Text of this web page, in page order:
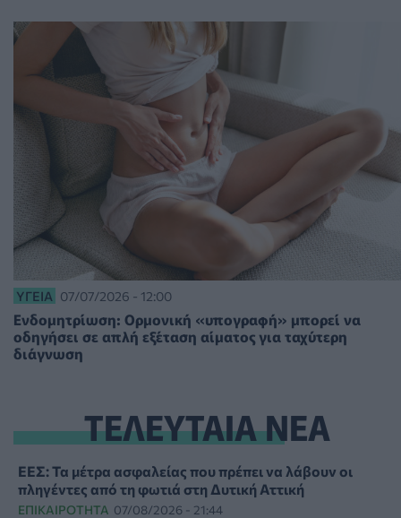
ΥΓΕΊΑ 07/07/2026 - 12:00
Ενδομητρίωση: Ορμονική «υπογραφή» μπορεί να
οδηγήσει σε απλή εξέταση αίματος για ταχύτερη
διάγνωση
ΤΕΛΕΥΤΑΙΑ ΝΕΑ
ΕΕΣ: Τα μέτρα ασφαλείας που πρέπει να λάβουν οι
πληγέντες από τη φωτιά στη Δυτική Αττική
ΕΠΙΚΑΙΡΌΤΗΤΑ 07/08/2026 - 21:44